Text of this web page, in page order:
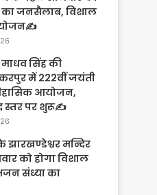
का जनसैलाब, विशाल
सिंह की
में 222वीं जयंती
आयोजन,
स्तर पर शुरू✍️
मन्दिर
को होगा विशाल
संध्या का